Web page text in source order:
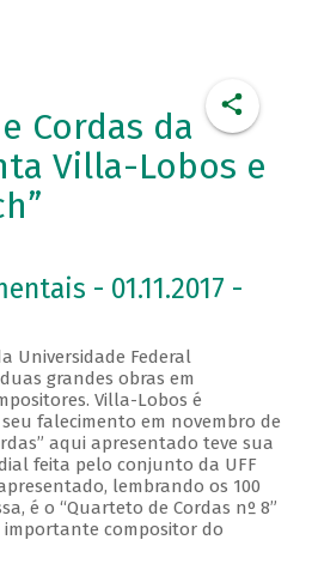
Cordas da
Villa-Lobos e
- 01.11.2017 -
Universidade Federal
grandes obras em
Villa-Lobos é
falecimento em novembro de
aqui apresentado teve sua
feita pelo conjunto da UFF
lembrando os 100
é o “Quarteto de Cordas nº 8”
importante compositor do